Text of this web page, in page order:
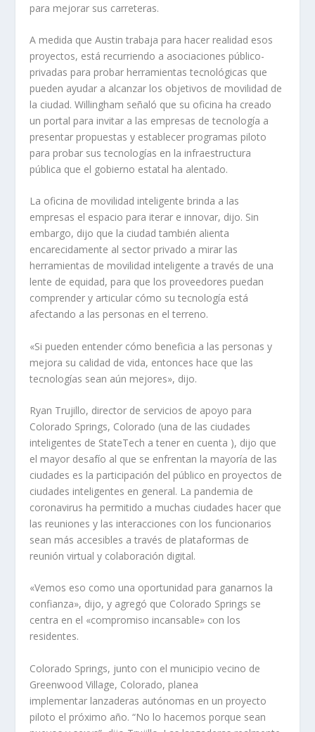
para mejorar sus carreteras.
A medida que Austin trabaja para hacer realidad esos
proyectos, está recurriendo a asociaciones público-
privadas para probar herramientas tecnológicas que
pueden ayudar a alcanzar los objetivos de movilidad de
la ciudad. Willingham señaló que su oficina ha creado
un portal para invitar a las empresas de tecnología a
presentar propuestas y establecer programas piloto
para probar sus tecnologías en la infraestructura
pública que el gobierno estatal ha alentado.
La oficina de movilidad inteligente brinda a las
empresas el espacio para iterar e innovar, dijo. Sin
embargo, dijo que la ciudad también alienta
encarecidamente al sector privado a mirar las
herramientas de movilidad inteligente a través de una
lente de equidad, para que los proveedores puedan
comprender y articular cómo su tecnología está
afectando a las personas en el terreno.
«Si pueden entender cómo beneficia a las personas y
mejora su calidad de vida, entonces hace que las
tecnologías sean aún mejores», dijo.
Ryan Trujillo, director de servicios de apoyo para
Colorado Springs, Colorado (una de las ciudades
inteligentes de StateTech a tener en cuenta ), dijo que
el mayor desafío al que se enfrentan la mayoría de las
ciudades es la participación del público en proyectos de
ciudades inteligentes en general. La pandemia de
coronavirus ha permitido a muchas ciudades hacer que
las reuniones y las interacciones con los funcionarios
sean más accesibles a través de plataformas de
reunión virtual y colaboración digital.
«Vemos eso como una oportunidad para ganarnos la
confianza», dijo, y agregó que Colorado Springs se
centra en el «compromiso incansable» con los
residentes.
Colorado Springs, junto con el municipio vecino de
Greenwood Village, Colorado, planea
implementar lanzaderas autónomas en un proyecto
piloto el próximo año. “No lo hacemos porque sean